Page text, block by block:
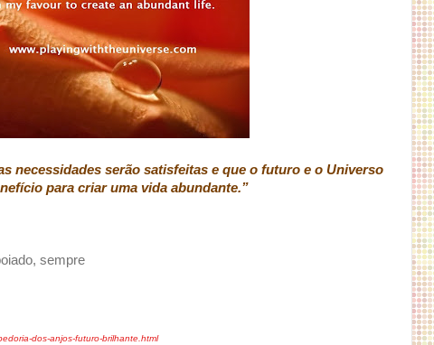
necessidades serão satisfeitas e que o futuro e o Universo
para criar uma vida abundante.”
sempre
dos-anjos-futuro-brilhante.html